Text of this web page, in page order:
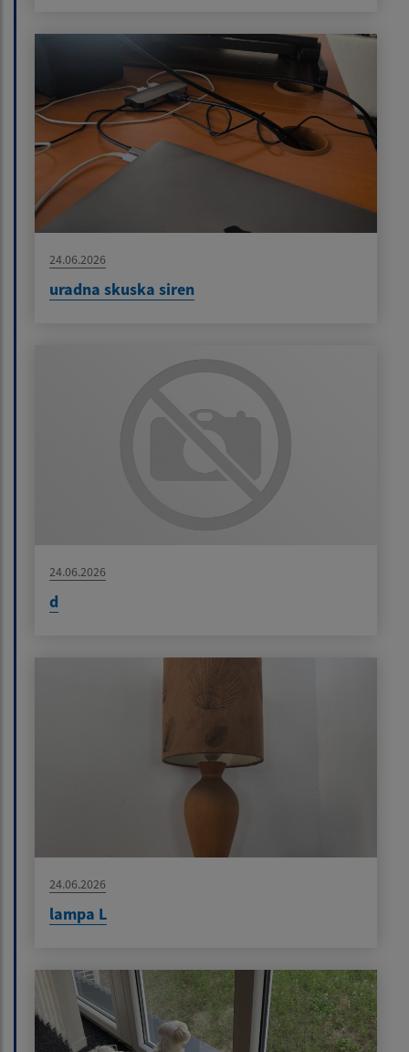
24.06.2026
uradna skuska siren
24.06.2026
d
24.06.2026
lampa L